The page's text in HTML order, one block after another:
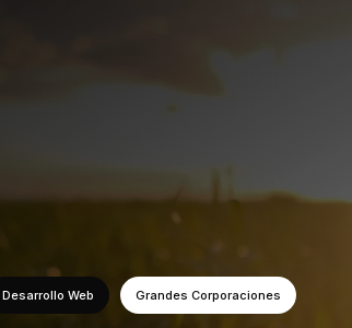
Desarrollo Web Grandes Corporaciones